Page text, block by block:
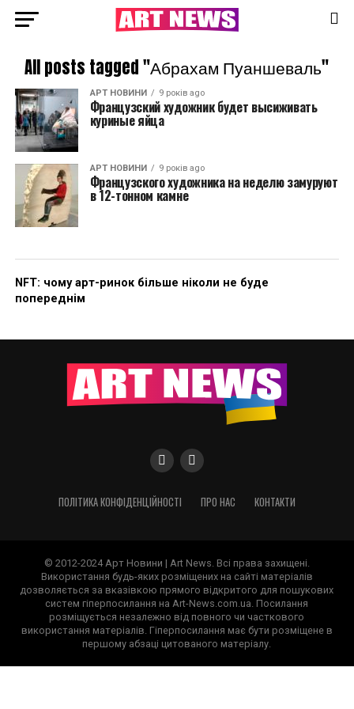
All posts tagged "Абрахам Пуаншеваль"
АРТ НОВИНИ 9 років ago
Французский художник будет высиживать
куриные яйца
АРТ НОВИНИ 9 років ago
Французского художника на неделю замуруют
в 12-тонном камне
NFT: чому арт-ринок більше ніколи не буде
попереднім
ПОЛІТИКА КОНФІДЕНЦІЙНОСТІ ПРО НАС КОНТАКТИ
© 2012-2024 Арт Новини | Art News. Всі права захищені.
Використання будь-яких розміщених на сайті матеріалів
дозволяється за вказівкою прямого відкритого для пошукових
систем гіперпосилання на Art-News.com.ua. Посилання
розміщується незалежно від повного чи часткового
використання матеріалів. Гіперпосилання має бути розміщене в
першому абзаці цитованого матеріалу.